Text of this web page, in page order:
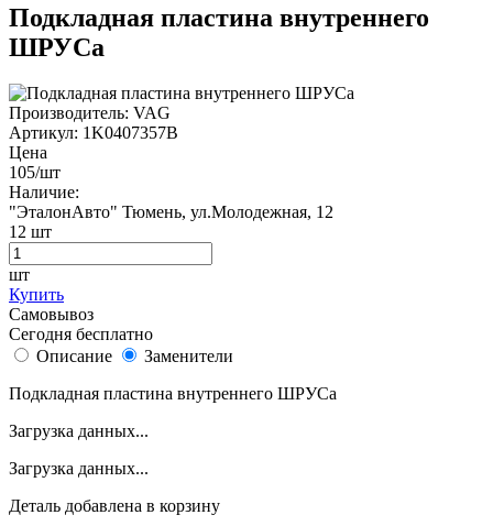
Подкладная пластина внутреннего
ШРУСа
Производитель: VAG
Артикул: 1K0407357B
Цена
105/шт
Наличие:
"ЭталонАвто" Тюмень, ул.Молодежная, 12
12 шт
шт
Купить
Самовывоз
Сегодня бесплатно
Описание
Заменители
Подкладная пластина внутреннего ШРУСа
Загрузка данных...
Загрузка данных...
Деталь добавлена в корзину